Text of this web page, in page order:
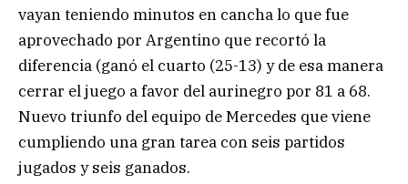
vayan teniendo minutos en cancha lo que fue
aprovechado por Argentino que recortó la
diferencia (ganó el cuarto (25-13) y de esa manera
cerrar el juego a favor del aurinegro por 81 a 68.
Nuevo triunfo del equipo de Mercedes que viene
cumpliendo una gran tarea con seis partidos
jugados y seis ganados.